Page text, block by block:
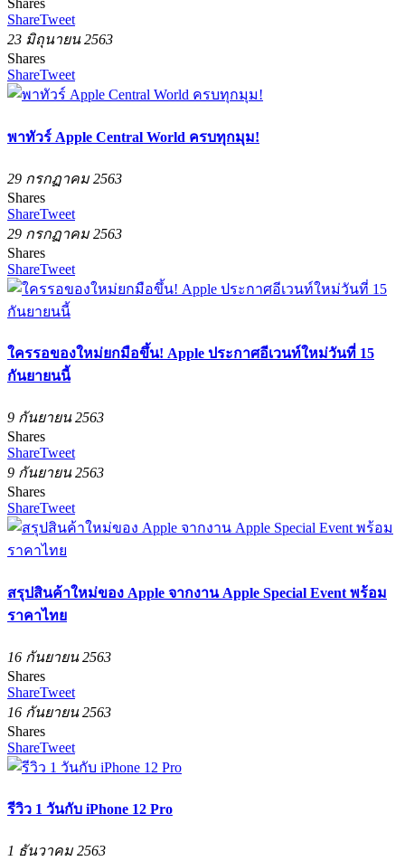
Shares
ShareTweet
23 มิถุนายน 2563
Shares
ShareTweet
พาทัวร์ Apple Central World ครบทุกมุม!
29 กรกฏาคม 2563
Shares
ShareTweet
29 กรกฏาคม 2563
Shares
ShareTweet
ใครรอของใหม่ยกมือขึ้น! Apple ประกาศอีเวนท์ใหม่วันที่ 15
กันยายนนี้
9 กันยายน 2563
Shares
ShareTweet
9 กันยายน 2563
Shares
ShareTweet
สรุปสินค้าใหม่ของ Apple จากงาน Apple Special Event พร้อม
ราคาไทย
16 กันยายน 2563
Shares
ShareTweet
16 กันยายน 2563
Shares
ShareTweet
รีวิว 1 วันกับ iPhone 12 Pro
1 ธันวาคม 2563